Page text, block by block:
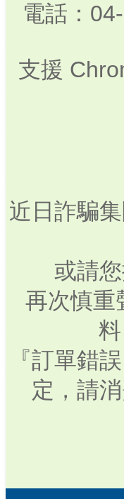
電話：
支援
近日詐騙
或請
再次慎重
『訂單錯
定，請